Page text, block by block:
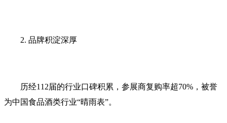
2. 品牌积淀深厚‌
历经112届的行业口碑积累，参展商复购率超70%，被誉
为中国食品酒类行业“晴雨表”。